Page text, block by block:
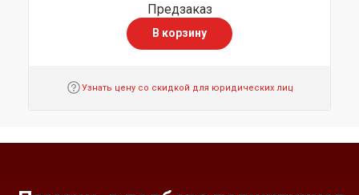
Предзаказ
В корзину
Узнать цену со скидкой для юридических лиц